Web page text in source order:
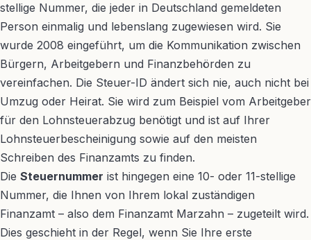
stellige Nummer, die jeder in Deutschland gemeldeten
Person einmalig und lebenslang zugewiesen wird. Sie
wurde 2008 eingeführt, um die Kommunikation zwischen
Bürgern, Arbeitgebern und Finanzbehörden zu
vereinfachen. Die Steuer-ID ändert sich nie, auch nicht bei
Umzug oder Heirat. Sie wird zum Beispiel vom Arbeitgeber
für den Lohnsteuerabzug benötigt und ist auf Ihrer
Lohnsteuerbescheinigung sowie auf den meisten
Schreiben des Finanzamts zu finden.
Die Steuernummer ist hingegen eine 10- oder 11-stellige
Nummer, die Ihnen von Ihrem lokal zuständigen
Finanzamt – also dem Finanzamt Marzahn – zugeteilt wird.
Dies geschieht in der Regel, wenn Sie Ihre erste